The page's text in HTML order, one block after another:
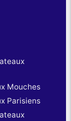
Mouches
Parisiens